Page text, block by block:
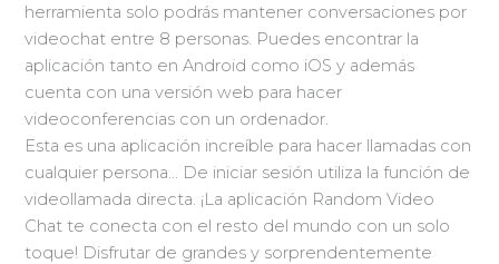
herramienta solo podrás mantener conversaciones por
videochat entre 8 personas. Puedes encontrar la
aplicación tanto en Android como iOS y además
cuenta con una versión web para hacer
videoconferencias con un ordenador.
Esta es una aplicación increíble para hacer llamadas con
cualquier persona… De iniciar sesión utiliza la función de
videollamada directa. ¡La aplicación Random Video
Chat te conecta con el resto del mundo con un solo
toque! Disfrutar de grandes y sorprendentemente